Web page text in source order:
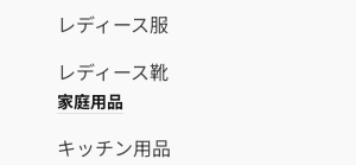
レディース服
レディース靴
家庭用品
キッチン用品